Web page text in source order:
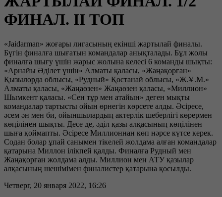
ФИНАЛ. II ТОП
«Jaidarman» жоғары лигасының екінші жартылай финалы.
Бүгін финалға шығатын командалар анықталады. Бұл жолы
финалға шығу үшін жарыс жолына келесі 6 команды шықты:
«Арнайы Әділет үшін» Алматы қаласы, «Жаңақорған»
Қызылорда облысы, «Рудный» Қостанай облысы, «Ж.Ұ.М.»
Алматы қаласы, «Жаңаөзен» Жаңаөзен қаласы, «Миллион»
Шымкент қаласы. «Сен тұр мен атайын» деген мықты
командалар тартысты ойын өрнегін көрсете алды. Әсіресе,
әсем ән мен би, ойыншылардың актерлік шеберлігі көрермен
көңілінен шықты. Десе де, әділ қазы алқасының көңілінен
шыға қоймапты. Әсіресе Миллионнан көп нәрсе күтсе керек.
Содан болар ұпай санымен тікелей жолдама алған командалар
қатарына Миллон ілікпей қалды. Финалға Рудный мен
Жаңақорған жолдама алды. Миллион мен АТУ қазылар
алқасының шешімімен финалистер қатарына қосылды.
Четверг, 20 января 2022, 16:26